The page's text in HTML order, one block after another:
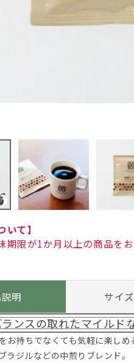
いて】
期限が1か月以上の商品をお
明 サイ
ンスの取れたマイルド
お持ちでなくても気軽に楽しめ
ラジルなどの中煎りブレンド。